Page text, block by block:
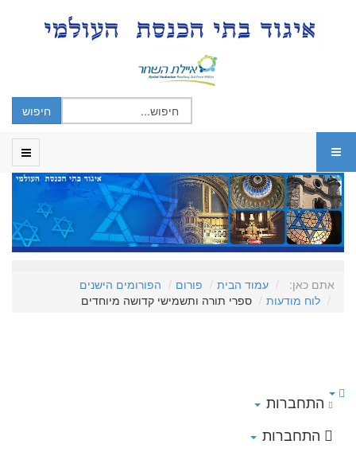
אתם כאן: עמוד הבית פורום
הפורומים הישנים
לוח מודעות
ספרי תורה ותשמישי קדושה מיוחדים
התחברות
התחברות